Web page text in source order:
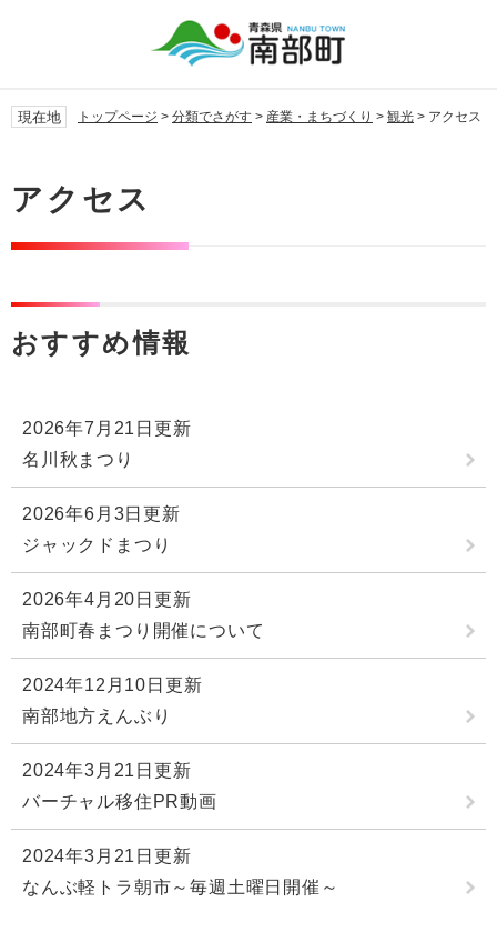
先
頭
を
飛
文
現在地 トップページ > 分類でさがす > 産業・まちづくり > 観光 > アクセス
文
アクセス
おすすめ情報
2026年7月21日更新
名川秋まつり
2026年6月3日更新
ジャックドまつり
2026年4月20日更新
南部町春まつり開催について
2024年12月10日更新
南部地方えんぶり
2024年3月21日更新
バーチャル移住PR動画
2024年3月21日更新
なんぶ軽トラ朝市～毎週土曜日開催～